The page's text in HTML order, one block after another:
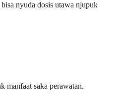
nyuda dosis utawa njupuk
manfaat saka perawatan.